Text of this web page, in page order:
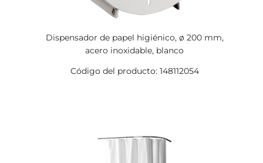
Dispensador de papel higiénico, ø 200 mm,
acero inoxidable, blanco
Código del producto: 148112054